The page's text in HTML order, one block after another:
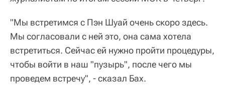
"Мы встретимся с Пэн Шуай очень скоро здесь.
Мы согласовали с ней это, она сама хотела
встретиться. Сейчас ей нужно пройти процедуры,
чтобы войти в наш "пузырь", после чего мы
проведем встречу", - сказал Бах.